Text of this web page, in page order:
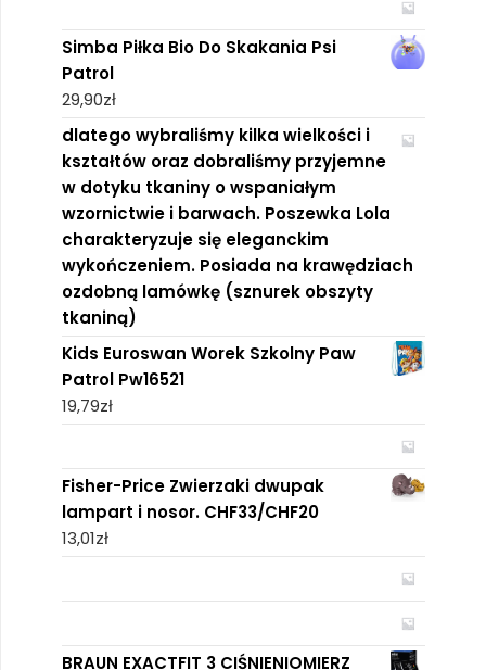
Simba Piłka Bio Do Skakania Psi
Patrol
29,90zł
dlatego wybraliśmy kilka wielkości i
kształtów oraz dobraliśmy przyjemne
w dotyku tkaniny o wspaniałym
wzornictwie i barwach. Poszewka Lola
charakteryzuje się eleganckim
wykończeniem. Posiada na krawędziach
ozdobną lamówkę (sznurek obszyty
tkaniną)
Kids Euroswan Worek Szkolny Paw
Patrol Pw16521
19,79zł
Fisher-Price Zwierzaki dwupak
lampart i nosor. CHF33/CHF20
13,01zł
BRAUN EXACTFIT 3 CIŚNIENIOMIERZ